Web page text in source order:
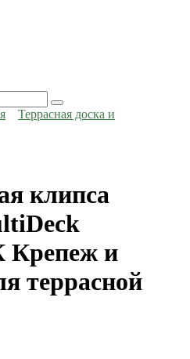
Террасная доска и
клипса
и
террасной